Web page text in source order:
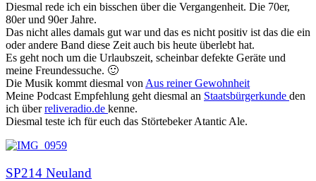
Diesmal rede ich ein bisschen über die Vergangenheit. Die 70er,
80er und 90er Jahre.
Das nicht alles damals gut war und das es nicht positiv ist das die ein
oder andere Band diese Zeit auch bis heute überlebt hat.
Es geht noch um die Urlaubszeit, scheinbar defekte Geräte und
meine Freundessuche. 🙂
Die Musik kommt diesmal von Aus reiner Gewohnheit
Meine Podcast Empfehlung geht diesmal an Staatsbürgerkunde den
ich überreliveradio.de kenne.
Diesmal teste ich für euch das Störtebeker Atantic Ale.
SP214 Neuland